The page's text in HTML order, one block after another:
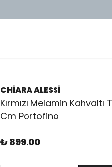
CHİARA ALESSİ
Kırmızı Melamin Kahvaltı
Cm Portofino
₺ 899.00